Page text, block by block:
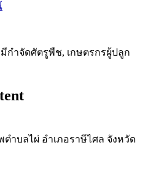
กำจัดศัตรูพืช, เกษตรกรผู้ปลูก
ำบลไผ่ อำเภอราษีไศล จังหวัด